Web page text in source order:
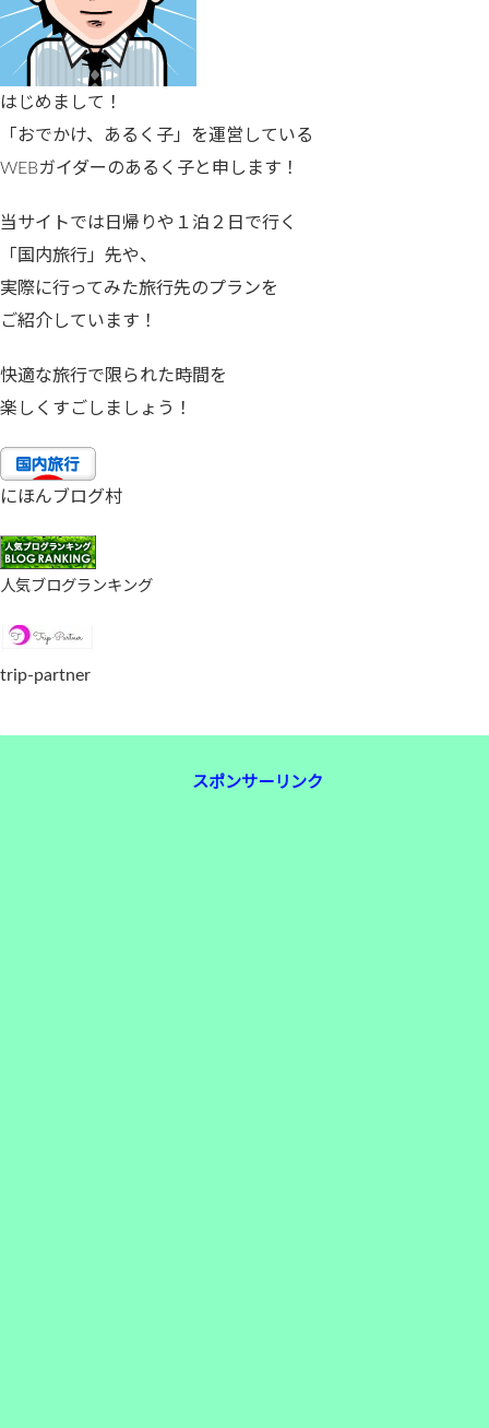
はじめまして！
「おでかけ、あるく子」を運営している
WEBガイダーのあるく子と申します！
当サイトでは日帰りや１泊２日で行く
「国内旅行」先や、
実際に行ってみた旅行先のプランを
ご紹介しています！
快適な旅行で限られた時間を
楽しくすごしましょう！
にほんブログ村
人気ブログランキング
trip-partner
スポンサーリンク